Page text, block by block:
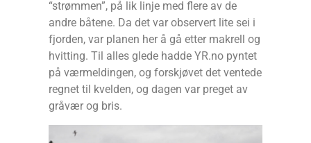
“strømmen”, på lik linje med flere av de
andre båtene. Da det var observert lite sei i
fjorden, var planen her å gå etter makrell og
hvitting. Til alles glede hadde YR.no pyntet
på værmeldingen, og forskjøvet det ventede
regnet til kvelden, og dagen var preget av
gråvær og bris.